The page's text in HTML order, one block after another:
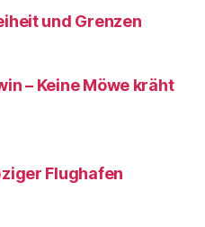
und Grenzen
– Keine Möwe kräht
Flughafen